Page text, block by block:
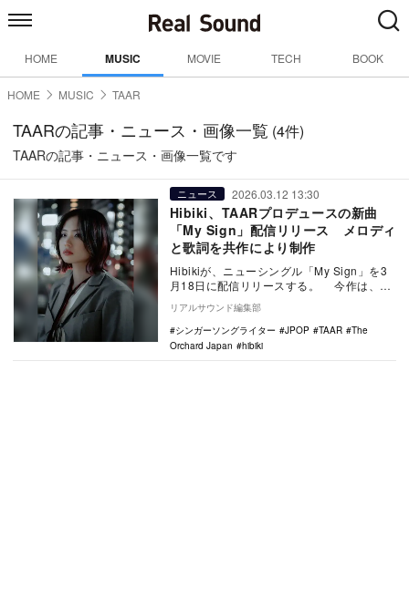
HOME MUSIC MOVIE TECH BOOK
HOME MUSIC TAAR
TAARの記事・ニュース・画像一覧 (4件)
TAARの記事・ニュース・画像一覧です
ニュース 2026.03.12 13:30
Hibiki、TAARプロデュースの新曲
「My Sign」配信リリース メロディ
と歌詞を共作により制作
Hibikiが、ニューシングル「My Sign」を3
月18日に配信リリースする。 今作は、DJ
／プロデューサーのTAARがプ…
リアルサウンド編集部
シンガーソングライター
JPOP TAAR
The
Orchard Japan
hibiki